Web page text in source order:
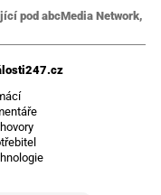
pod abcMedia Network,